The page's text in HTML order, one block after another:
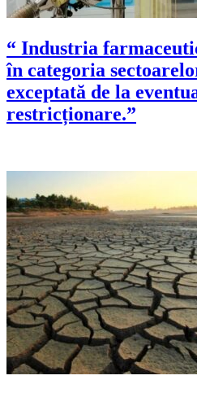
“ Industria
în categoria
exceptată de la
restricționare.”